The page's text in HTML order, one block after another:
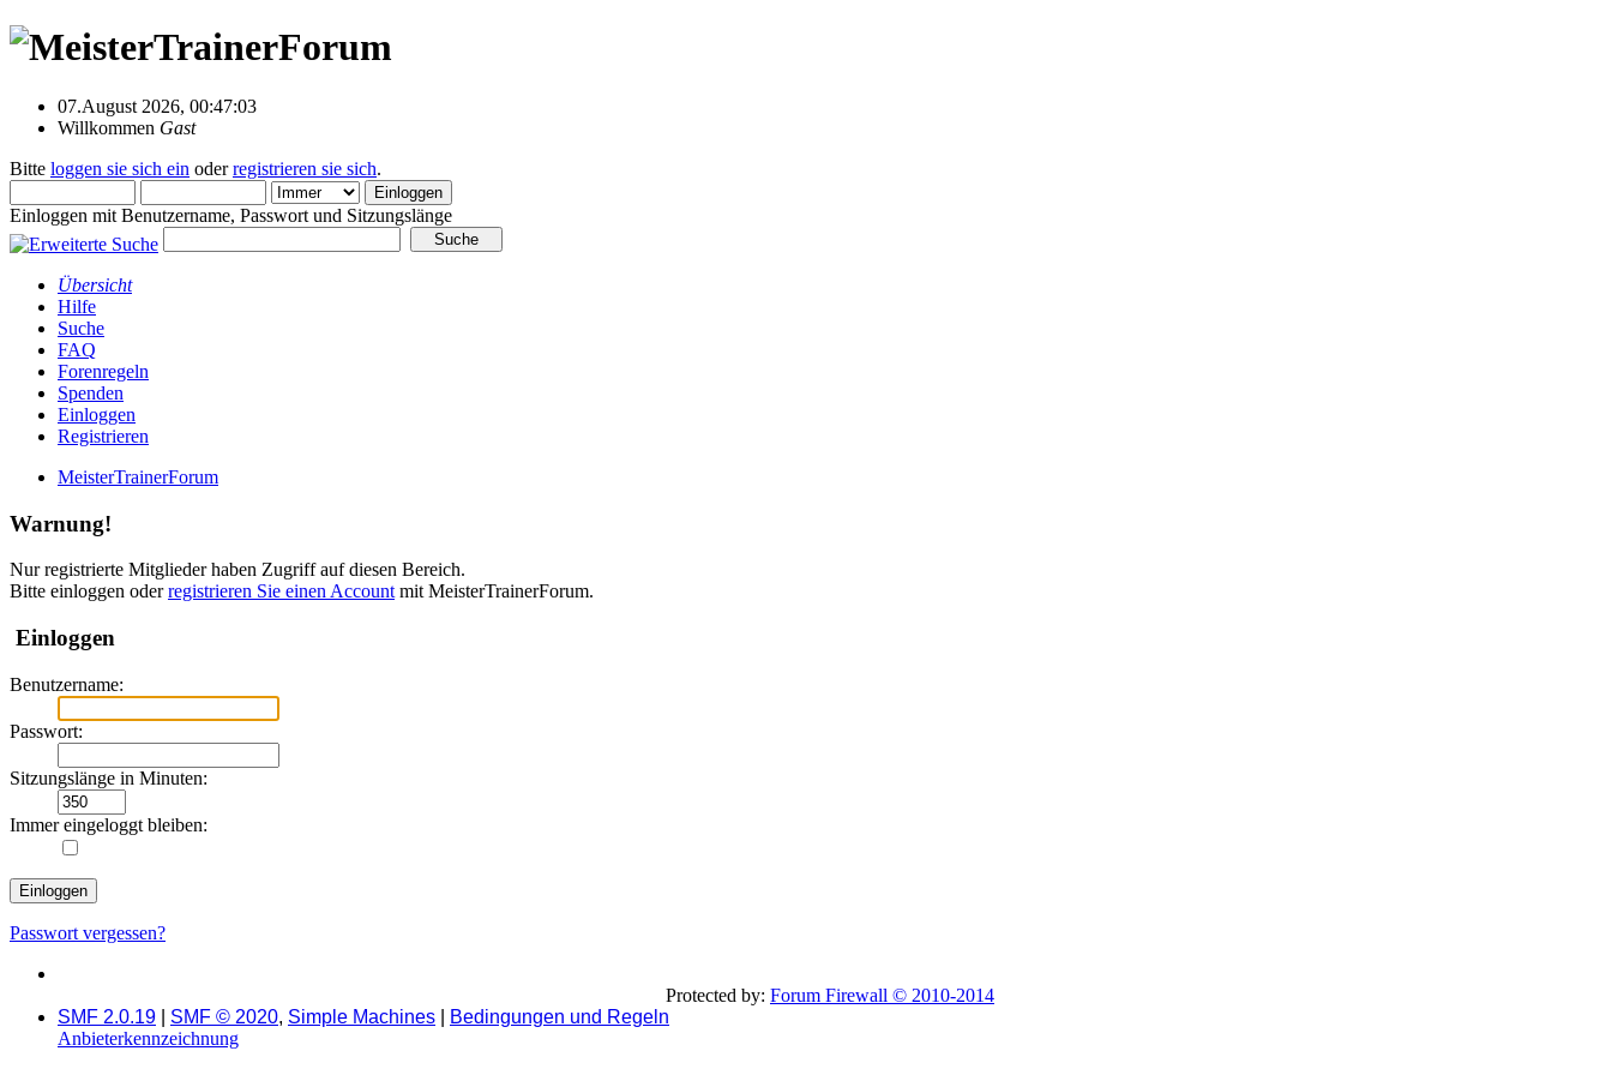
07.August 2026, 00:47:03
Willkommen Gast
Bitte loggen sie sich ein oderregistrieren sie sich.
Einloggen mit Benutzername, Passwort und Sitzungslänge
Übersicht
Hilfe
Suche
FAQ
Forenregeln
Spenden
Einloggen
Registrieren
MeisterTrainerForum
Warnung!
Nur registrierte Mitglieder haben Zugriff auf diesen Bereich.
Bitte einloggen oderregistrieren Sie einen Account mit MeisterTrainerForum.
Einloggen
Benutzername:
Passwort:
Sitzungslänge in Minuten:
Immer eingeloggt bleiben:
Passwort vergessen?
Protected by: Forum Firewall © 2010-2014
SMF 2.0.19
SMF © 2020, Simple Machines
Bedingungen und Regeln
Anbieterkennzeichnung